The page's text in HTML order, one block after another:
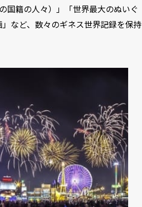
国籍の人々）」「世界最大のぬいぐ
など、数々のギネス世界記録を保持